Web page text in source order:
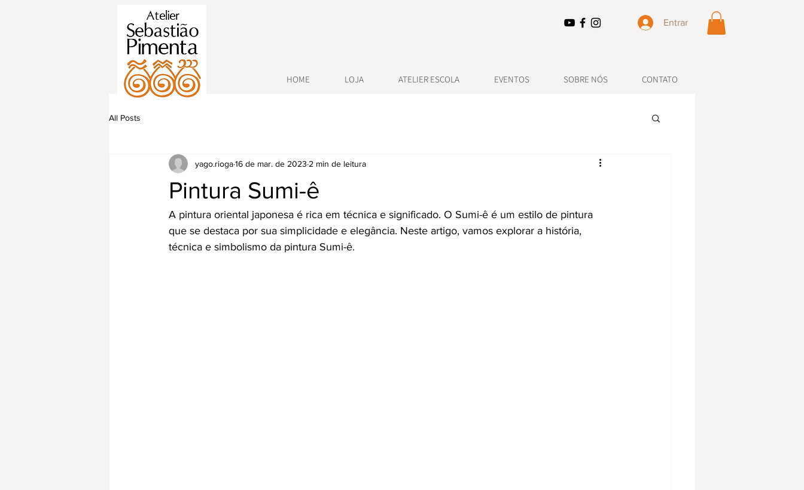
Entrar
HOME LOJA ATELIER ESCOLA EVENTOS SOBRE NÓS CONTATO
All Posts
Pintura Sumi-ê
yago.rioga16 de mar. de 2023 2 min de leitura
A pintura oriental japonesa é rica em técnica e significado. O Sumi-ê é um estilo de pintura
que se destaca por sua simplicidade e elegância. Neste artigo, vamos explorar a história,
técnica e simbolismo da pintura Sumi-ê.